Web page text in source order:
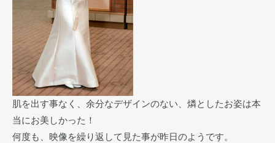
肌を出す事なく、余分なデザインのない、燐としたお姿は本
当にお美しかった！
何度も、映像を繰り返して見た事が昨日のようです。